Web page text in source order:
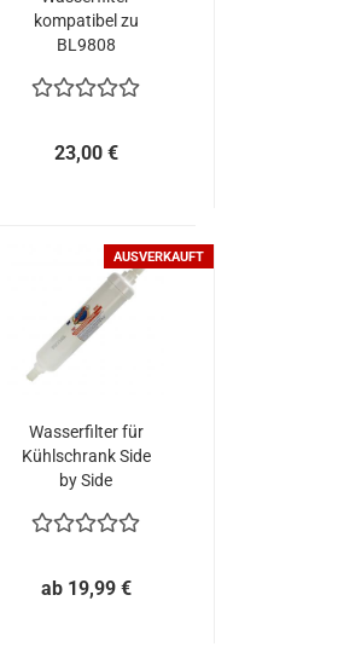
kompatibel zu
BL9808
extern
23,00 €
AUSVERKAUFT
Wasserfilter für
Kühlschrank Side
by Side
ab 19,99 €